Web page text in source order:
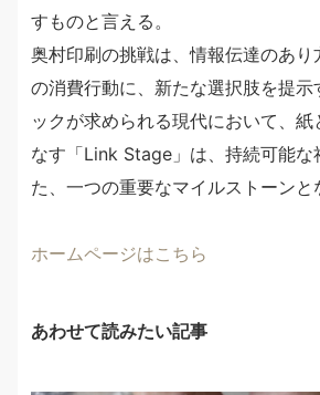
すものと言える。
奥村印刷の挑戦は、情報伝達のあり
の消費行動に、新たな選択肢を提示
ックが求められる現代において、紙
なす「Link Stage」は、持続可能な
た、一つの重要なマイルストーンと
ホームページはこちら
あわせて読みたい記事